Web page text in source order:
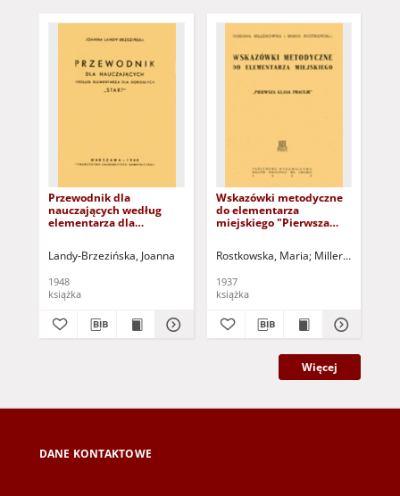
Przewodnik dla
nauczających według
elementarza dla
Landy-Brzezińska, Joanna
1948
książka
Wskazówki metodyczne
do elementarza
miejskiego "Pierwsza
Rostkowska, Maria Miller, Romana
1937
książka
Więcej
DANE KONTAKTOWE